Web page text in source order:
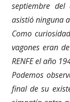
septiembre
asistió ninguna
Como
vagones eran
RENFE el año
Podemos
final de su